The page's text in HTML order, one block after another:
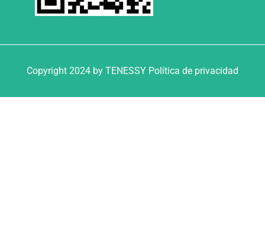
Copyright 2024 by TENESSY Política de privacidad